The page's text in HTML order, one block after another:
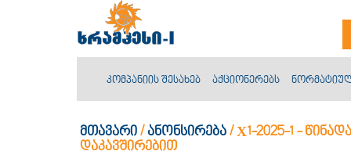
კომპანიის შესახებ აქციონერებს
მთავარი /ანონსირება /Х1-2025-1 -
დაკავშირებით